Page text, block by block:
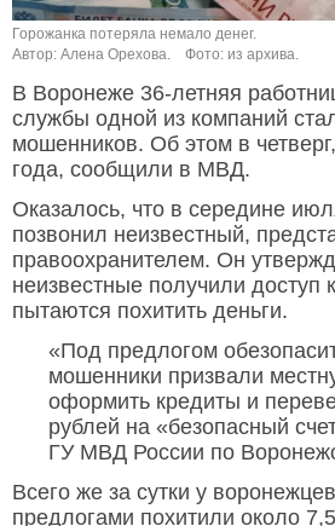
Горожанка потеряла немало денег.
Автор: Алена Орехова.
Фото: из архива.
В Воронеже 36-летняя
службы одной из компаний
мошенников. Об этом в
года, сообщили в МВД.
Оказалось, что в середине
позвонил неизвестный,
правоохранителем. Он
неизвестные получили доступ
пытаются похитить деньги.
«Под предлогом
мошенники призвали
оформить кредиты и
рублей на «безопасный
ГУ МВД России по
Всего же за сутки у
предлогами похитили около